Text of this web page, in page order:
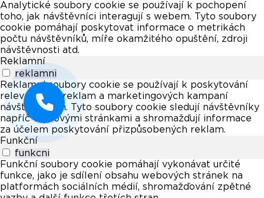
Analytické soubory cookie se používají k pochopení
toho, jak návštěvníci interagují s webem. Tyto soubory
cookie pomáhají poskytovat informace o metrikách
počtu návštěvníků, míře okamžitého opuštění, zdroji
návštěvnosti atd.
Reklamní
reklamni
Reklamní soubory cookie se používají k poskytování
relevantních reklam a marketingových kampaní
návštěvníkům. Tyto soubory cookie sledují návštěvníky
napříč webovými stránkami a shromažďují informace
za účelem poskytování přizpůsobených reklam.
Funkční
funkcni
Funkční soubory cookie pomáhají vykonávat určité
funkce, jako je sdílení obsahu webových stránek na
platformách sociálních médií, shromažďování zpětné